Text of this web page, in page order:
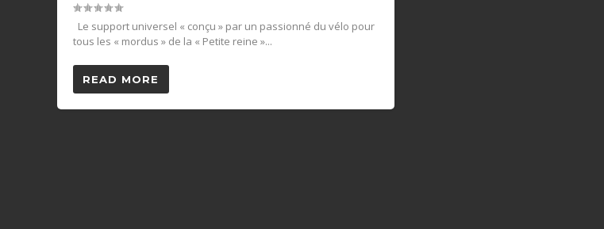
Le support universel « conçu » par un passionné du vélo pour
tous les « mordus » de la « Petite reine »...
READ MORE